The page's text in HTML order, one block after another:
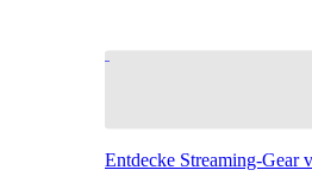
Entdecke Streaming-Gear